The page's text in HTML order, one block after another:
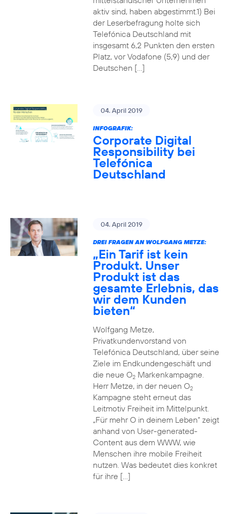
aktiv sind, haben abgestimmt.1) Bei
der Leserbefragung holte sich
Telefónica Deutschland mit
insgesamt 6,2 Punkten den ersten
Platz, vor Vodafone (5,9) und der
Deutschen […]
04. April 2019
INFOGRAFIK:
Corporate Digital
Responsibility bei
Telefónica
Deutschland
04. April 2019
DREI FRAGEN AN WOLFGANG METZE:
„Ein Tarif ist kein
Produkt. Unser
Produkt ist das
gesamte Erlebnis, das
wir dem Kunden
bieten“
Wolfgang Metze,
Privatkundenvorstand von
Telefónica Deutschland, über seine
Ziele im Endkundengeschäft und
die neue O2Markenkampagne.
Herr Metze, in der neuen O2
Kampagne steht erneut das
Leitmotiv Freiheit im Mittelpunkt.
„Für mehr O in deinem Leben“ zeigt
anhand von User-generated-
Content aus dem WWW, wie
Menschen ihre mobile Freiheit
nutzen. Was bedeutet dies konkret
für ihre […]